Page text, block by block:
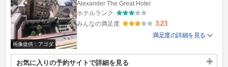
画像提供：アゴダ
Alexander The Great Hotel
ホテルランク
みんなの満足度
3.23
満足度の詳細を見る
お気に入りの予約サイトで詳細を見る